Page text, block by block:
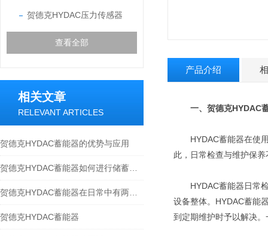
贺德克HYDAC压力传感器
查看全部
相关文章
RELEVANT ARTICLES
贺德克HYDAC蓄能器的优势与应用
贺德克HYDAC蓄能器
产品介绍
一、贺德克HYDAC
HYDAC蓄能器在使用
此，日常检查与维护保养
HYDAC蓄能器日常检
设备整体。HYDAC蓄能
到定期维护时予以解决